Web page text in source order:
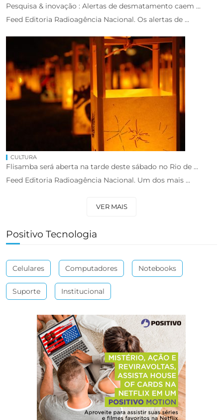
Pesquisa & inovação : Alertas de desmatamento caem ...
Feed Editoria Radioagência Nacional. Os alertas de ...
CULTURA
Flisamba será aberta na tarde deste sábado no Rio de ...
Feed Editoria Radioagência Nacional. Um dos mais ...
VER MAIS
Positivo Tecnologia
Celulares Computadores Notebooks
Suporte Institucional